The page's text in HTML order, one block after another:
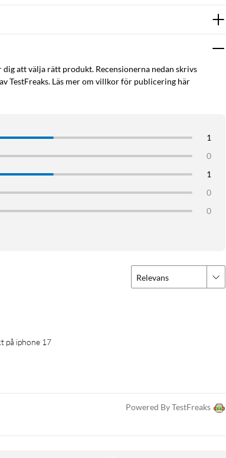
MagSafe ring (säljs separat)
kombinerat med biologiskt nedbrytbart PBAT
att välja rätt produkt. Recensionerna nedan skrivs
TestFreaks. Läs mer om villkor för publicering här
1
0
1
0
0
Relevans
på iphone 17
Powered By TestFreaks